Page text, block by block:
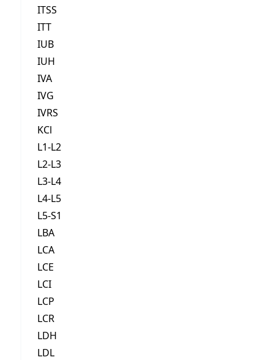
ITSS
ITT
IUB
IUH
IVA
IVG
IVRS
KCl
L1-L2
L2-L3
L3-L4
L4-L5
L5-S1
LBA
LCA
LCE
LCI
LCP
LCR
LDH
LDL